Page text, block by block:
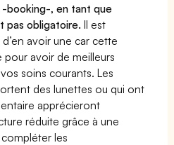
booking-, en tant que
pas obligatoire.Il est
avoir une car cette
avoir de meilleurs
soins courants. Les
des lunettes ou qui ont
apprécieront
réduite grâce à une
les